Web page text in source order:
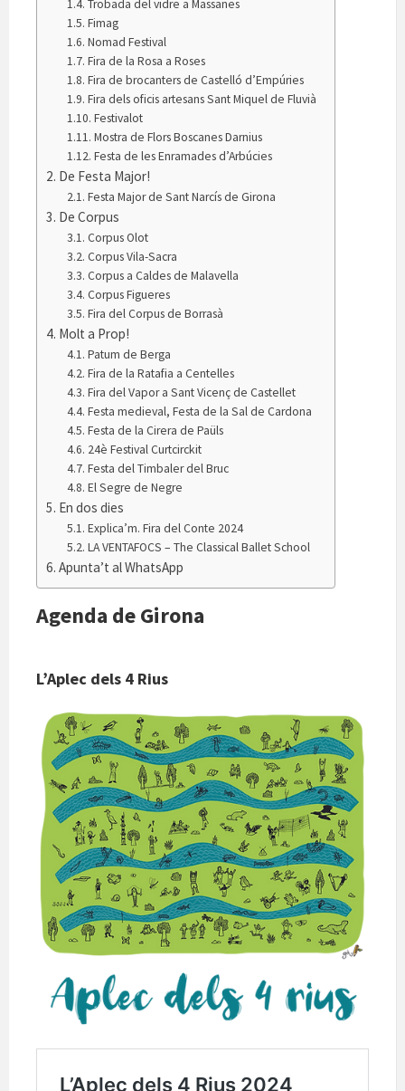
Trobada del vidre a Massanes
Fimag
Nomad Festival
Fira de la Rosa a Roses
Fira de brocanters de Castelló d’Empúries
Fira dels oficis artesans Sant Miquel de Fluvià
Festivalot
Mostra de Flors Boscanes Darnius
Festa de les Enramades d’Arbúcies
De Festa Major!
Festa Major de Sant Narcís de Girona
De Corpus
Corpus Olot
Corpus Vila-Sacra
Corpus a Caldes de Malavella
Corpus Figueres
Fira del Corpus de Borrasà
Molt a Prop!
Patum de Berga
Fira de la Ratafia a Centelles
Fira del Vapor a Sant Vicenç de Castellet
Festa medieval, Festa de la Sal de Cardona
Festa de la Cirera de Paüls
24è Festival Curtcirckit
Festa del Timbaler del Bruc
El Segre de Negre
En dos dies
Explica’m. Fira del Conte 2024
LA VENTAFOCS – The Classical Ballet School
Apunta’t al WhatsApp
Agenda de Girona
L’Aplec dels 4 Rius